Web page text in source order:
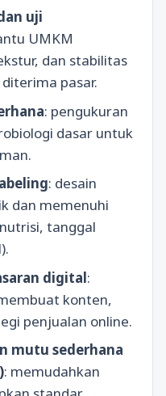
uji
UMKM
dan stabilitas
pasar.
: pengukuran
dasar untuk
: desain
dan memenuhi
tanggal
digital:
konten,
penjualan online.
mutu sederhana
: memudahkan